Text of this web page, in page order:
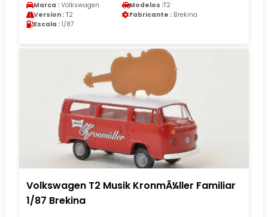
Marca : Volkswagen Modelos :T2
Version : T2 Fabricante : Brekina
Escala : 1/87
Volkswagen T2 Musik KronmÃ¼ller Familiar
1/87 Brekina